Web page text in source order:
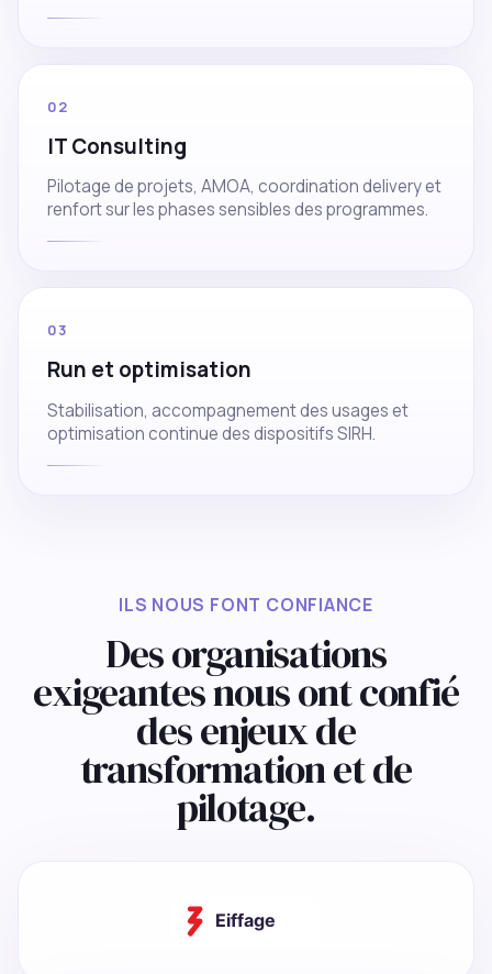
02
IT Consulting
Pilotage de projets, AMOA, coordination delivery et
renfort sur les phases sensibles des programmes.
03
Run et optimisation
Stabilisation, accompagnement des usages et
optimisation continue des dispositifs SIRH.
ILS NOUS FONT CONFIANCE
Des organisations
exigeantes nous ont confié
des enjeux de
transformation et de
pilotage.